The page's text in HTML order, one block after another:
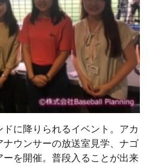
に降りられるイベント。アカ
ナウンサーの放送室見学、ナゴ
ーを開催。普段入ることが出来